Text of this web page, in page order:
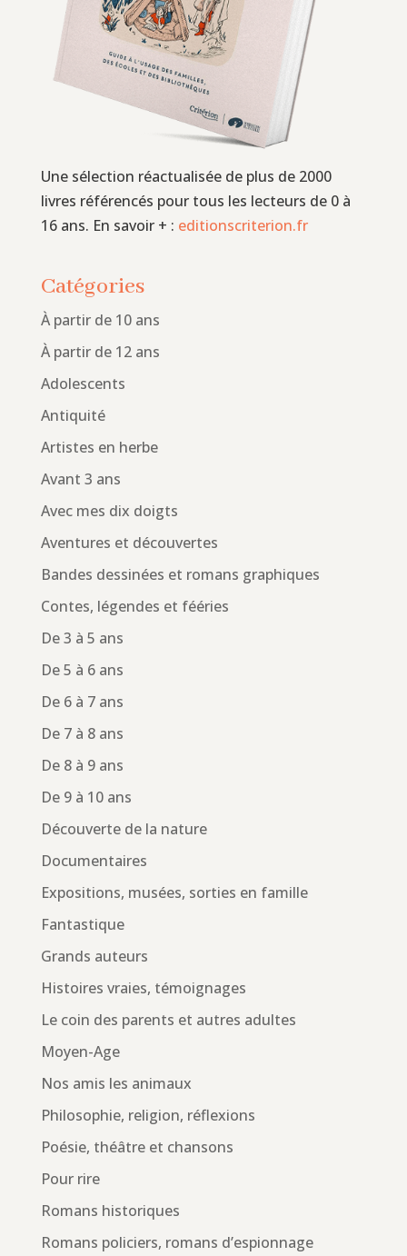
Une sélection réactualisée de plus de 2000
livres référencés pour tous les lecteurs de 0 à
16 ans. En savoir + : editionscriterion.fr
Catégories
À partir de 10 ans
À partir de 12 ans
Adolescents
Antiquité
Artistes en herbe
Avant 3 ans
Avec mes dix doigts
Aventures et découvertes
Bandes dessinées et romans graphiques
Contes, légendes et fééries
De 3 à 5 ans
De 5 à 6 ans
De 6 à 7 ans
De 7 à 8 ans
De 8 à 9 ans
De 9 à 10 ans
Découverte de la nature
Documentaires
Expositions, musées, sorties en famille
Fantastique
Grands auteurs
Histoires vraies, témoignages
Le coin des parents et autres adultes
Moyen-Age
Nos amis les animaux
Philosophie, religion, réflexions
Poésie, théâtre et chansons
Pour rire
Romans historiques
Romans policiers, romans d’espionnage